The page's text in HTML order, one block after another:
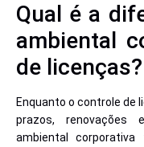
Qual é a
ambiental
de licenças?
Enquanto o controle de
prazos, renovações
ambiental